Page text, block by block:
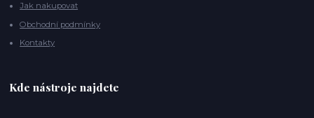
Jak nakupovat
Obchodní podmínky
Kontakty
Kde nástroje najdete